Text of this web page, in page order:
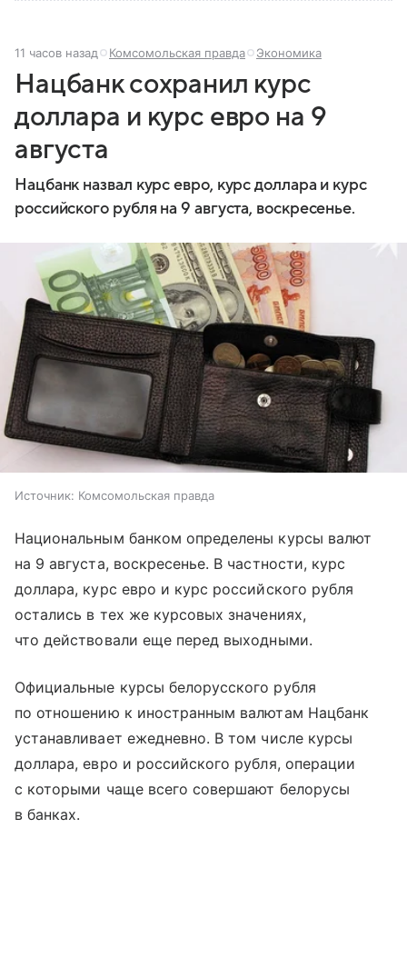
11 часов назад Комсомольская правда Экономика
Нацбанк сохранил курс
доллара и курс евро на 9
августа
Нацбанк назвал курс евро, курс доллара и курс
российского рубля на 9 августа, воскресенье.
Источник: Комсомольская правда
Национальным банком определены курсы валют
на 9 августа, воскресенье. В частности, курс
доллара, курс евро и курс российского рубля
остались в тех же курсовых значениях,
что действовали еще перед выходными.
Официальные курсы белорусского рубля
по отношению к иностранным валютам Нацбанк
устанавливает ежедневно. В том числе курсы
доллара, евро и российского рубля, операции
с которыми чаще всего совершают белорусы
в банках.